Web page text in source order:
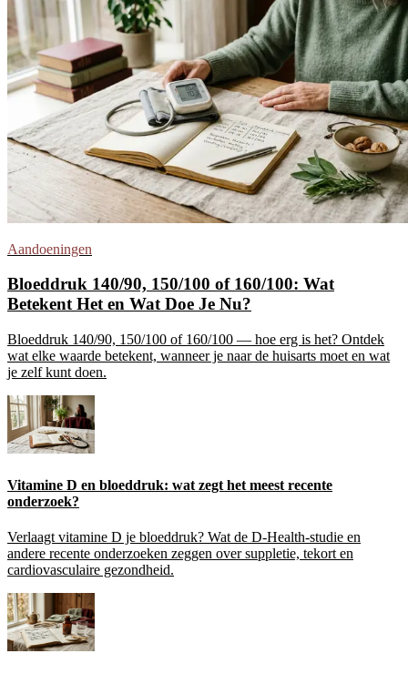
Aandoeningen
Bloeddruk 140/90, 150/100 of 160/100: Wat
Betekent Het en Wat Doe Je Nu?
Bloeddruk 140/90, 150/100 of 160/100 — hoe erg is het? Ontdek
wat elke waarde betekent, wanneer je naar de huisarts moet en wat
je zelf kunt doen.
Vitamine D en bloeddruk: wat zegt het meest recente
onderzoek?
Verlaagt vitamine D je bloeddruk? Wat de D-Health-studie en
andere recente onderzoeken zeggen over suppletie, tekort en
cardiovasculaire gezondheid.